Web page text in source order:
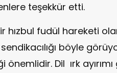
teşekkür etti.
hızbul fudül hareketi
böyle
önemlidir. Dil ırk